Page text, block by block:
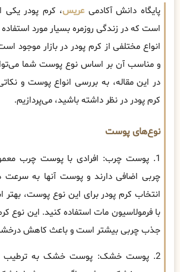
پایگاه دانش آکادمی عریس، کرم پودر یکی
است که در زندگی روزمره بسیار مورد استفاده
انواع مختلفی از کرم پودر در بازار موجود
و مناسب آن بر اساس نوع پوست شما
در این مقاله، به بررسی انواع پوست و
کرم پودر در نظر داشته باشید، می‌پردازیم.
نوع‌های پوست
1. پوست چرب: افرادی با پوست چرب
چربی اضافی دارند و پوست آنها به
انتخاب کرم پودر برای این نوع پوست، بهتر
با فرمولاسیون مات استفاده کنید. این نوع
جذب چربی بیشتر است و باعث کاهش
2. پوست خشک: پوست خشک به ترطیب